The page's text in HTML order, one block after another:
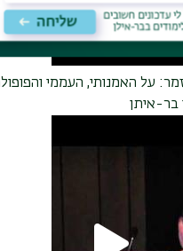
על האמנותי, העממי
בר-איתן